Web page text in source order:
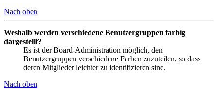
Nach oben
Weshalb werden verschiedene Benutzergruppen farbig
dargestellt?
Es ist der Board-Administration möglich, den
Benutzergruppen verschiedene Farben zuzuteilen, so dass
deren Mitglieder leichter zu identifizieren sind.
Nach oben